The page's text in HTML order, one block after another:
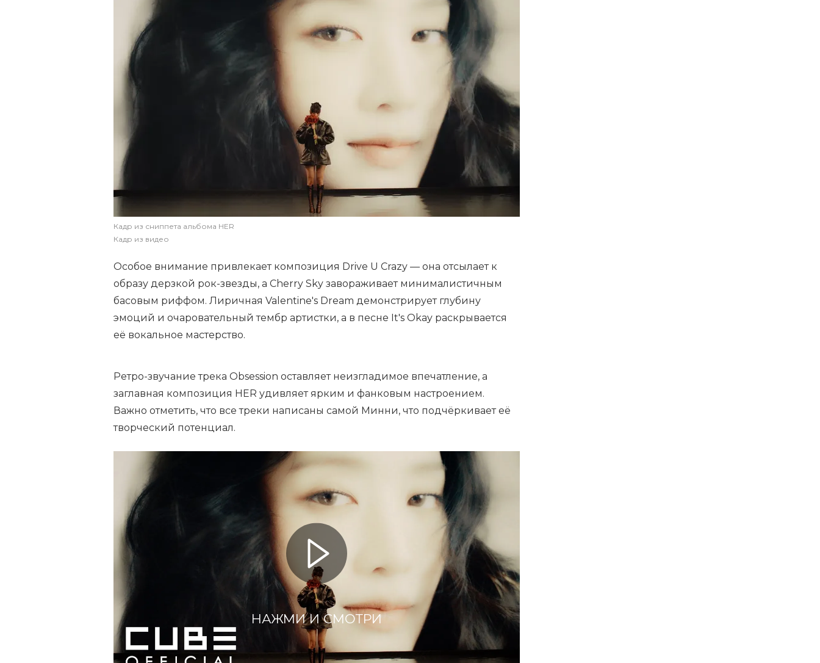
Кадр из сниппета альбома HER
Кадр из видео
Особое внимание привлекает композиция Drive U Crazy — она отсылает к
образу дерзкой рок-звезды, а Cherry Sky завораживает минималистичным
басовым риффом. Лиричная Valentine's Dream демонстрирует глубину
эмоций и очаровательный тембр артистки, а в песне It's Okay раскрывается
её вокальное мастерство.
Ретро-звучание трека Obsession оставляет неизгладимое впечатление, а
заглавная композиция HER удивляет ярким и фанковым настроением.
Важно отметить, что все треки написаны самой Минни, что подчёркивает её
творческий потенциал.
НАЖМИ И СМОТРИ